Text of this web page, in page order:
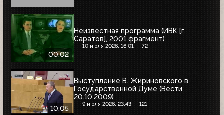
00:02
Неизвестная программа (ИВК [г.
Саратов], 2001 фрагмент)
10 июля 2026, 16:01 72
10:05
Выступление В. Жириновского в
Государственной Думе (Вести,
20.10.2009)
9 июля 2026, 23:43 121